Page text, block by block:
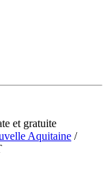
et gratuite
Aquitaine /